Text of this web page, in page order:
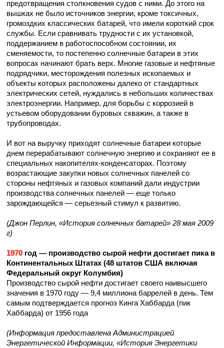
предотвращения столкновения судов с ними. До этого на
вышках не было источников энергии, кроме токсичных,
громоздких классических батарей, что имели короткий срок
службы. Если сравнивать трудности с их установкой,
поддержанием в работоспособном состоянии, их
сменяемости, то постепенно солнечные батареи в этих
вопросах начинают брать верх. Многие газовые и нефтяные
подрядчики, месторождения полезных ископаемых и
объекты которых расположены далеко от стандартных
электрических сетей, нуждались в небольших количествах
электроэнергии. Например, для борьбы с коррозией в
устьевом оборудовании буровых скважин, а также в
трубопроводах.
И вот на выручку приходят солнечные батареи которые
днем перерабатывают солнечную энергию и сохраняют ее в
специальных накопителях-конденсаторах. Поэтому
возрастающие закупки новых солнечных панелей со
стороны нефтяных и газовых компаний дали индустрии
производства солнечных панелей — еще только
зарождающейся — серьезный стимул к развитию.
(Джон Перлин, «История солнечных батарей» 28 мая 2009
г)
1970 год — производство сырой нефти достигает пика в
Континентальных Штатах (48 штатов США включая
Федеральный округ Колумбия)
Производство сырой нефти достигает своего наивысшего
значения в 1970 году — 9,4 миллиона баррелей в день. Тем
самым подтверждается прогноз Кинга Хаббарда (пик
Хаббарда) от 1956 года
(Информация предоставлена Администрацией
Энергетической Информации, «История Энергетики